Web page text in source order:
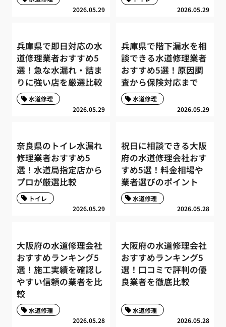
2026.05.29
2026.05.29
兵庫県で即日対応の水
道修理業者おすすめ5
選！急な水漏れ・詰ま
りに強い店を厳選比較
2026.05.29
水道修理
兵庫県で階下漏水を相
談できる水道修理業者
おすすめ5選！原因調
査から保険対応まで
2026.05.29
水道修理
奈良県のトイレ水漏れ
修理業者おすすめ5
選！水道局指定店から
プロが厳選比較
2026.05.29
トイレ
祝日に相談できる大阪
府の水道修理会社おす
すめ5選！料金相場や
業者選びのポイント
2026.05.28
水道修理
大阪府の水道修理会社
おすすめランキング5
選！施工実績を確認し
やすい信頼の業者を比
較
2026.05.28
水道修理
大阪府の水道修理会社
おすすめランキング5
選！口コミで評判の優
良業者を徹底比較
2026.05.28
水道修理